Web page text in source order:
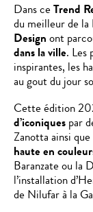
Dans ce Trend
du meilleur de la
Design ont
dans la ville. Les
inspirantes, les
au gout du jour
Cette édition
d’iconiques par
Zanotta ainsi que
haute en
Baranzate ou la
l’installation
de Nilufar à la